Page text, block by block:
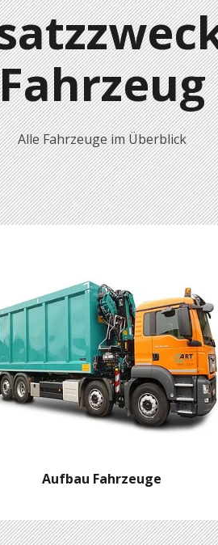
Alle Fahrzeuge im Überblick
Aufbau Fahrzeuge